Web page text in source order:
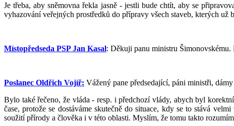
Je třeba, aby sněmovna řekla jasně - jestli bude chtít, aby se
vyhazování veřejných prostředků do přípravy všech staveb, kterých
Místopředseda PSP Jan Kasal: Děkuji panu ministru
Poslanec Oldřich Vojíř: Vážený pane předsedající, páni ministři,
Bylo také řečeno, že vláda - resp. i předchozí vlády, abych byl
čase, protože se dostáváme skutečně do situace, kdy se to stává
soužití přírody a člověka i v této oblasti. Myslím, že tomu takto